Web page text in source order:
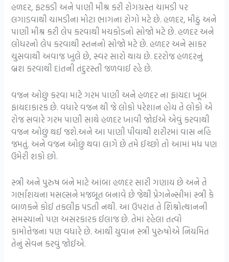
હળદર, ફટકડી અને પાણી મીશ્ર કરી રોગગ્રસ્ત ચામડી પર
લગાડવાથી ચામડીના મોટા ભાગના રોગો મટે છે. હળદર, મીઠું અને
પાણી મીશ્ર કરી લેપ કરવાથી મચકોડનો સોજો મટે છે. હળદર અને
લોધરનો લેપ કરવાથી સ્તનનો સોજો મટે છે. હળદર અને સાકર
ચુસવાથી અવાજ ખુલે છે, સ્વર સારો થાય છે. દરરોજ હળદરનું
બ્રશ કરવાથી દાંતની તંદુરસ્તી જળવાઈ રહે છે.
વજન ઓછું કરવા માટે ગરમ પાણી અને હળદર ના ફાયદા ખૂબ
ફાયદાકારક છે. વધારે વજન થી જે લોકો પરેશાન હોય તે લોકો એ
રોજ સવારે ગરમ પાણી સાથે હળદર ખાવી જોઈએ એવું કરવાથી
વજન ઓછું થઈ જશે.અને આ પાણી પીવાથી શરીરમાં વાસ નહિ
જમતું. અને વજન ઓછું થવા લાગે છે તમે ઈચ્છો તો આમાં મધ પણ
ઉમેરી શકો છો.
સ્ત્રી અને પુરુષ બંને માટે આંબા હળદર સારી ગણાય છે અને તે
ગર્ભાશયના મસલ્સને મજબૂત બનાવે છે જેથી પ્રેગનેન્સીમાં સ્ત્રી કે
બાળકને કોઈ તકલીફ પડતી નથી. આ ઉપરાંત તે શિશ્નોત્થાનની
સમસ્યાનો પણ અસરકારક ઈલાજ છે. તેમાં રહેલા તત્વો
કામોત્તેજના પણ વધારે છે. આથી યુવાન સ્ત્રી પુરુષોએ નિયમિત
તેનું સેવન કરવું જોઈએ.